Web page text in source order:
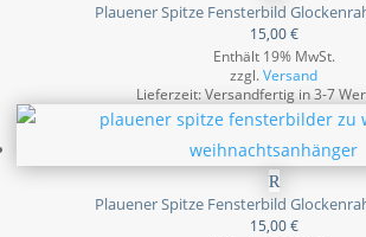
Plauener Spitze Fensterbild
15,00€
Enthält 19% MwSt.
zzgl.Versand
Lieferzeit: Versandfertig in 3-7
Plauener Spitze Fensterbild
15,00€